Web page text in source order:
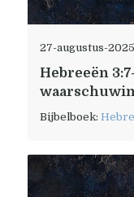
27-augustus-2025
Hebreeën
Bijbelboek: